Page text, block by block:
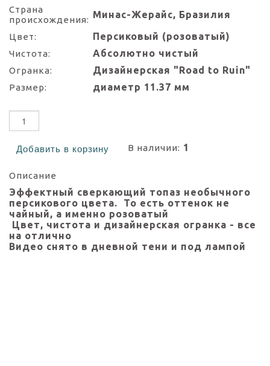
Страна
происхождения: Минас-Жерайс, Бразилия
Цвет: Персиковый (розоватый)
Чистота: Абсолютно чистый
Огранка: Дизайнерская "Road to Ruin"
Размер: диаметр 11.37 мм
Добавить в корзину В наличии: 1
Описание
Эффектный сверкающий топаз необычного
персикового цвета. То есть оттенок не
чайный, а именно розоватый
Цвет, чистота и дизайнерская огранка - все
на отлично
Видео снято в дневной тени и под лампой